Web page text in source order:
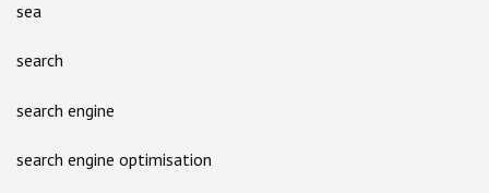
sea
search
search engine
search engine optimisation